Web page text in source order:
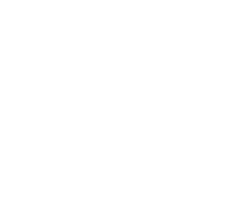
微信公众号，获取最新产